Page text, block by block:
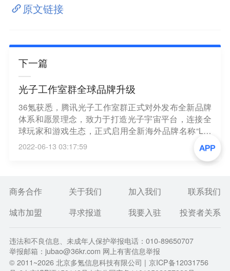
原文链接
下一篇
光子工作室群全球品牌升级
36氪获悉，腾讯光子工作室群正式对外发布全新品牌
体系和愿景理念，致力于打造光子宇宙平台，连接全
球玩家和游戏生态，正式启用全新海外品牌名称“LIG
HTSPEED STUDIOS”，并同步刷新品牌标识。光子将
立足于中国，加快拓展全球市场，目前光子已在新加
坡、美国、加拿大、新西兰、日本、韩国、法国、英
人，计划打造真正的全球化团队。
2022-06-13 03:17:59
商务合作 关于我们 加入我们
联系我们
城市加盟
寻求报道 我要入驻 投资者关系
违法和不良信息、未成年人保护举报电话：010-89650707
举报邮箱：jubao@36kr.com 网上有害信息举报
© 2011~2026北京多氪信息科技有限公司 | 京ICP备12031756